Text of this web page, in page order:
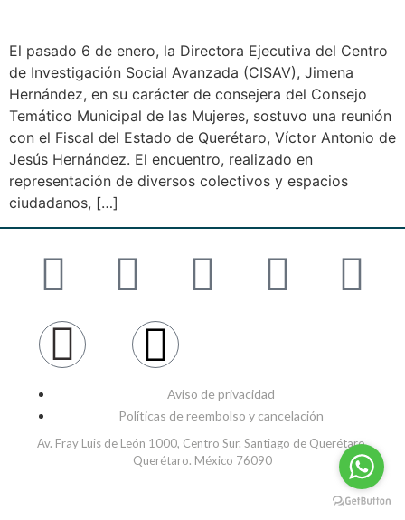
El pasado 6 de enero, la Directora Ejecutiva del Centro
de Investigación Social Avanzada (CISAV), Jimena
Hernández, en su carácter de consejera del Consejo
Temático Municipal de las Mujeres, sostuvo una reunión
con el Fiscal del Estado de Querétaro, Víctor Antonio de
Jesús Hernández. El encuentro, realizado en
representación de diversos colectivos y espacios
ciudadanos, […]
Aviso de privacidad
Políticas de reembolso y cancelación
Av. Fray Luis de León 1000, Centro Sur. Santiago de Querétaro,
Querétaro. México 76090